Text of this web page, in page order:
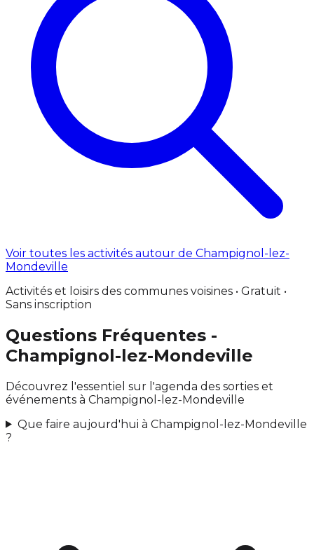
Voir toutes les activités autour de Champignol-lez-
Mondeville
Activités et loisirs des communes voisines • Gratuit •
Sans inscription
Questions Fréquentes -
Champignol-lez-Mondeville
Découvrez l'essentiel sur l'agenda des sorties et
événements à Champignol-lez-Mondeville
Que faire aujourd'hui à Champignol-lez-Mondeville
?